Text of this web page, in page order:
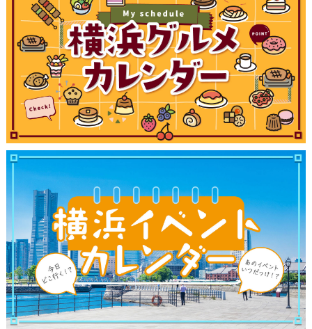
観光ガイド
ランキング
ブログ記事
サイトについて